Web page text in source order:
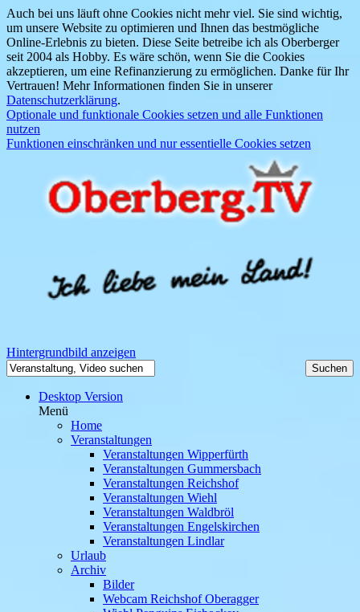
Auch bei uns läuft ohne Cookies nicht mehr viel. Sie sind wichtig,
um unsere Website zu optimieren und Ihnen das bestmögliche
Online-Erlebnis zu bieten. Diese Seite betreibe ich als Oberberger
seit 2004 als Hobby. Es wäre schön, wenn Sie die Cookies
akzeptieren, um eine Refinanzierung zu ermöglichen. Danke für Ihr
Vertrauen! Mehr Informationen finden Sie in unserer
Datenschutzerklärung.
Optionale und funktionale Cookies setzen und alle Funktionen
nutzen
Funktionen einschränken und nur essentielle Cookies setzen
Hintergrundbild anzeigen
Desktop Version
Menü
Home
Veranstaltungen
Veranstaltungen Wipperfürth
Veranstaltungen Gummersbach
Veranstaltungen Reichshof
Veranstaltungen Wiehl
Veranstaltungen Waldbröl
Veranstaltungen Engelskirchen
Veranstaltungen Lindlar
Urlaub
Archiv
Bilder
Webcam Reichshof Oberagger